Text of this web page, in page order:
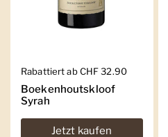
Regulärer Preis
Rabattiert ab CHF 32.90
Boekenhoutskloof
Syrah
Jetzt kaufen